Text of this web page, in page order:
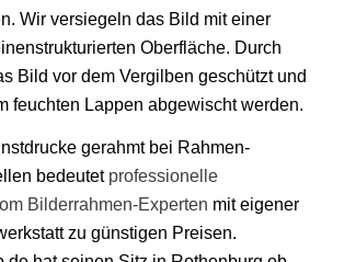
Wir versiegeln das Bild mit einer
Oberfläche. Durch
Bild vor dem Vergilben geschützt und
feuchten Lappen abgewischt werden.
gerahmt bei Rahmen-
bedeutet professionelle
Bilderrahmen-Experten mit eigener
zu günstigen Preisen.